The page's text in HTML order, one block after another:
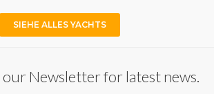
SIEHE ALLES YACHTS
Newsletter for latest news.